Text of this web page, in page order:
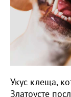
Укус клеща,
Златоусте